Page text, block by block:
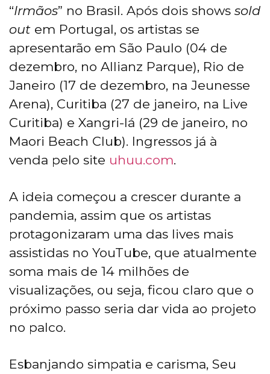
“Irmãos” no Brasil. Após dois shows sold
out em Portugal, os artistas se
apresentarão em São Paulo (04 de
dezembro, no Allianz Parque), Rio de
Janeiro (17 de dezembro, na Jeunesse
Arena), Curitiba (27 de janeiro, na Live
Curitiba) e Xangri-lá (29 de janeiro, no
Maori Beach Club). Ingressos já à
venda pelo site uhuu.com.
A ideia começou a crescer durante a
pandemia, assim que os artistas
protagonizaram uma das lives mais
assistidas no YouTube, que atualmente
soma mais de 14 milhões de
visualizações, ou seja, ficou claro que o
próximo passo seria dar vida ao projeto
no palco.
Esbanjando simpatia e carisma, Seu